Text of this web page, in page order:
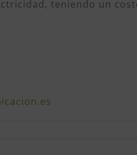
teniendo un